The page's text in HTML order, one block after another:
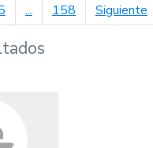
... 158 Siguiente